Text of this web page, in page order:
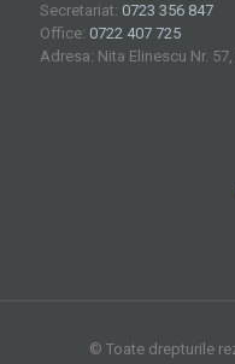
Secretariat: 0723 356 847
Office: 0722 407 725
Adresa: Nita Elinescu Nr.
© Toate drepturile